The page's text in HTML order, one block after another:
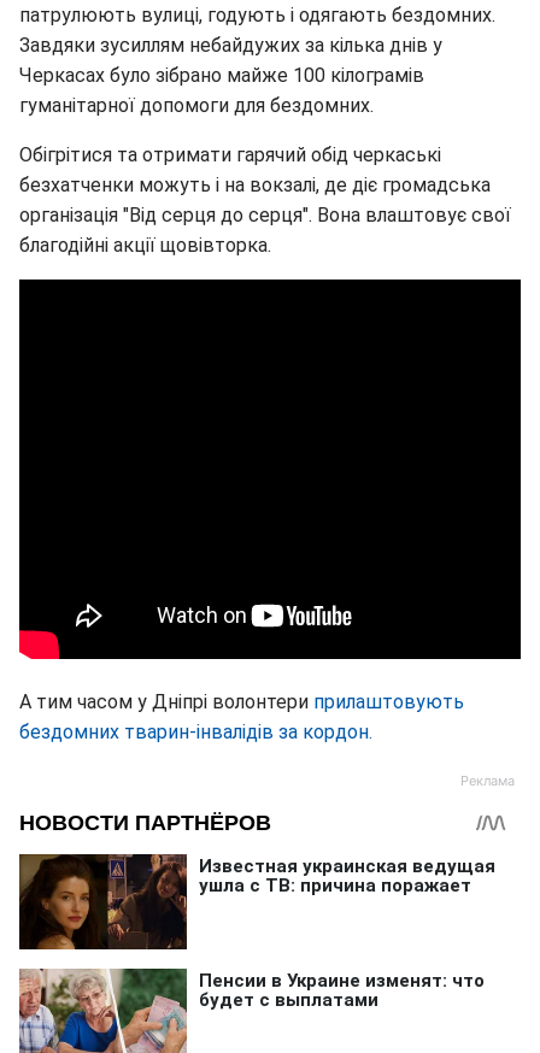
патрулюють вулиці, годують і одягають бездомних.
Завдяки зусиллям небайдужих за кілька днів у
Черкасах було зібрано майже 100 кілограмів
гуманітарної допомоги для бездомних.
Обігрітися та отримати гарячий обід черкаські
безхатченки можуть і на вокзалі, де діє громадська
організація "Від серця до серця". Вона влаштовує свої
благодійні акції щовівторка.
А тим часом у Дніпрі волонтери прилаштовують
бездомних тварин-інвалідів за кордон.